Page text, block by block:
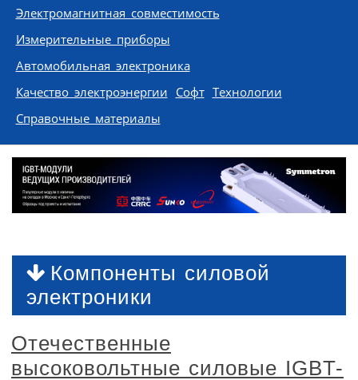
Электромагнитная совместимость
Измерительные приборы
Автомобильная электроника
Качество электроэнергии Софт Технологии
Справочные материалы
Компоненты силовой
электроники
Отечественные
высоковольтные силовые IGBT-